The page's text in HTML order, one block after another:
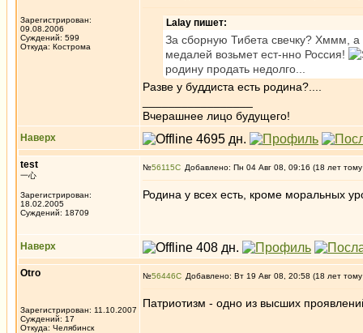
Зарегистрирован:
09.08.2006
Суждений: 599
Откуда: Кострома
Lalay пишет:
За сборную Тибета свечку? Хммм, а
медалей возьмет ест-нно Россия!
родину продать недолго...
Разве у буддиста есть родина?....
Вчерашнее лицо будущего!
Наверх
test
一心
Зарегистрирован:
18.02.2005
Суждений: 18709
№56115 Добавлено: Пн 04 Авг 08, 09:16 (18 лет
Родина у всех есть, кроме моральных
Наверх
Otro
Зарегистрирован: 11.10.2007
Суждений: 17
Откуда: Челябинск
№56446 Добавлено: Вт 19 Авг 08, 20:58 (18 лет
Патриотизм - одно из высших